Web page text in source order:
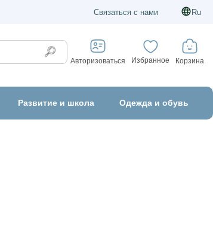
Связаться с нами Ru
Авторизоваться Избранное Корзина
Развитие и школа Одежда и обувь